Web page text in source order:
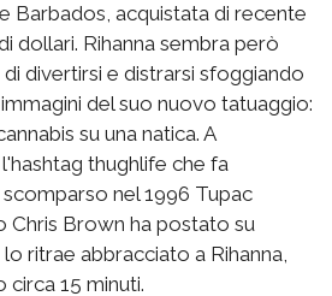
Barbados, acquistata di recente
dollari. Rihanna sembra però
divertirsi e distrarsi sfoggiando
del suo nuovo tatuaggio:
su una natica. A
thughlife che fa
nel 1996 Tupac
Chris Brown ha postato su
ritrae abbracciato a Rihanna,
circa 15 minuti.